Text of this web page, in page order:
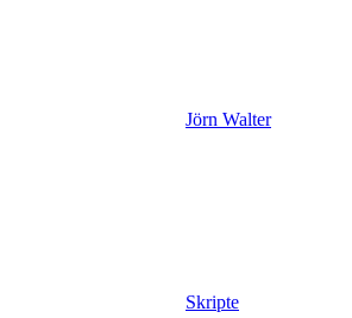
Jörn Walter
Skripte